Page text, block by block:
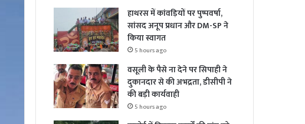
हाथरस में कांवड़ियों पर पुष्पवर्षा,
सांसद अनूप प्रधान और DM-SP ने
किया स्वागत
5 hours ago
वसूली के पैसे ना देने पर सिपाही ने
दुकानदार से की अभद्रता, डीसीपी ने
की बड़ी कार्यवाही
5 hours ago